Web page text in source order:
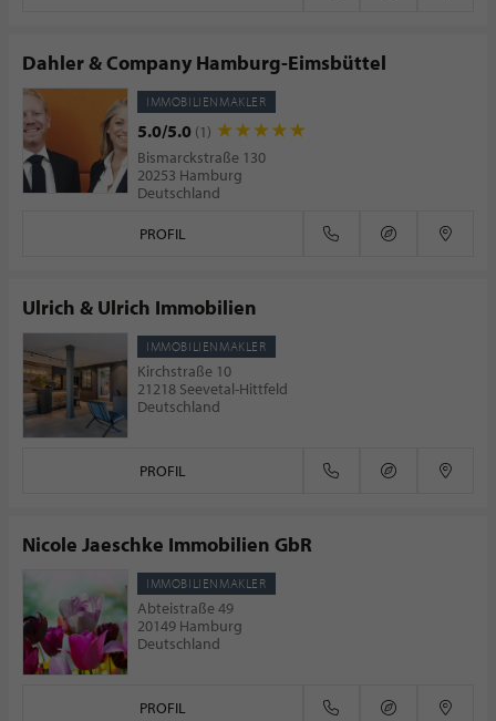
Dahler & Company Hamburg-Eimsbüttel
IMMOBILIENMAKLER
5.0/5.0 (1)
Bismarckstraße 130
20253 Hamburg
Deutschland
PROFIL
Ulrich & Ulrich Immobilien
IMMOBILIENMAKLER
Kirchstraße 10
21218 Seevetal-Hittfeld
Deutschland
PROFIL
Nicole Jaeschke Immobilien GbR
IMMOBILIENMAKLER
Abteistraße 49
20149 Hamburg
Deutschland
PROFIL